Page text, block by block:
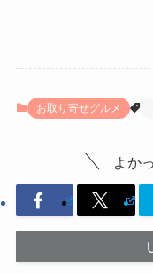
お取り寄せグルメ
よか